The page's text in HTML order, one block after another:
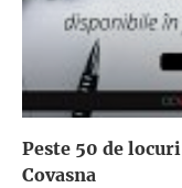
Peste 50 de
Covasna